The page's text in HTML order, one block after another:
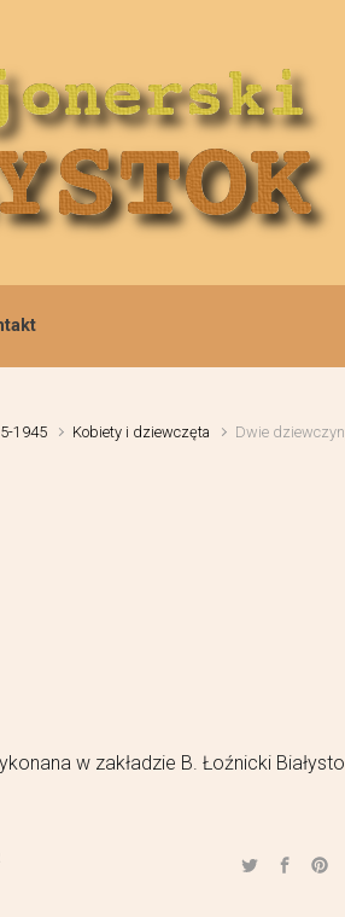
1945 Kobiety i dziewczęta Dwie
w zakładzie B. Łoźnicki